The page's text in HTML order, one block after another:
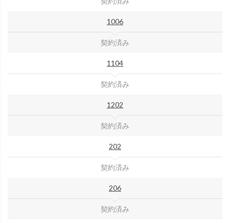
1006
契約済み
1104
契約済み
1202
契約済み
202
契約済み
206
契約済み